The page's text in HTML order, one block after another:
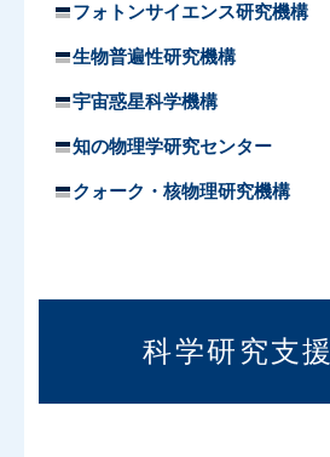
フォトンサイエンス研究機構
生物普遍性研究機構
宇宙惑星科学機構
知の物理学研究センター
クォーク・核物理研究機構
科学研究支